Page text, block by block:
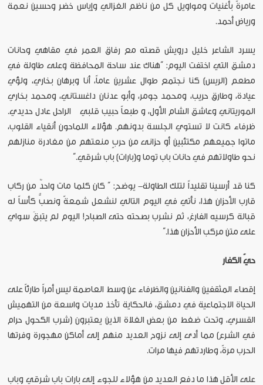
عامرةً بأغنيات ومواويل كل من ناظم الغزالي وإياس خضر وحسين نعمة
ورياض أحمد.
يسرد الشاعر خليل درويش قصته مع رفاق العمر في مقاهي وحانات
دمشق التي اختفت اليوم: “هناك عند ساحة المحافظة وعلى طاولة في
مطعم (الريس) كنا نجتمع طوال عشرين عاماً، أنا وبرهان بخاري، ولؤي
عيادة، وطارق حريب، ومحمد جومر، وأبو عدنان داغستاني، ومحمد بخاري
الموريتاني وعاشق الشام الأول، و طبعاً حبيب قلبي الراحل عادل حديدي.
ظرفاء كانت لا تستوي الجلسة بدونهم. هؤلاء اللماحون أنقياء القلوب،
ماتوا جميعهم مكتئبين أو حزانى من حربٍ منعتهم من مغادرة منازلهم
نحو طاولاتهم في حانات باب توما و(بارات) باب شرقي.”
كنا قد أرسينا تقليداً لتلك الطاولة- يوضح: ” كان كلما مات واحدٌ من ركاب
قارب الأحزان هذا، نأتي في اليوم التالي لنشعل شمعةً ونصبُّ كأساً له
قبالة كرسيه الفارغ، ثم نشرب بصحته حتى الصباح! اليوم لم يتبقَ سواي
على متن مركب الأحزان هذا.”
حيّ الكفار
إقصاء المثقفين والفنانين والظرفاء عن وسط العاصمة ليس أمراً طارئاً على
الحياة الاجتماعية في دمشق، فالحكاية تأخذ مديات واسعة من التهميش
القسري، وتحت ضغط من بعض الغلاة الذين يعتبرون (شرب الكحول حرام
في الشرع) مما أدى إلى نزوح العديد منهم إلى أماكن مهجورة وفرتها
الحرب مرةً، وطاردتهم فيها مرات.
على الأقل هذا ما دفع العديد من هؤلاء للجوء إلى بارات باب شرقي وباب